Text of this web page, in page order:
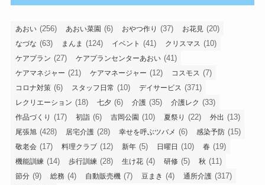
あおい (256) あおい菜園 (6) おやつ作り (37) お花見 (20)
なづな (63) まんま (124) イベント (41) クリスマス (10)
ケアプラン (27) ケアプランセンターあおい (41)
ケアマネジャー (21) ケアマネージャー (12) コスモス (7)
コロナ対策 (6) スタッフ日常 (10) デイサービス (371)
レクリエーション (18) 七夕 (6) 介護 (35) 介護レク (33)
作品づくり (17) 初詣 (6) 吉岡公園 (10) 夏祭り (22) 外出 (13)
尾張旭 (428) 居宅介護 (28) 幸せを呼ぶツバメ (6) 感染予防 (15)
敬老会 (17) 料理クラブ (12) 新年 (5) 日曜日 (10) 春 (19)
機能訓練 (14) 歩行訓練 (28) 生け花 (4) 研修 (5) 秋 (11)
節分 (9) 総務 (4) 自動販売機 (7) 豆まき (4) 通所介護 (317)